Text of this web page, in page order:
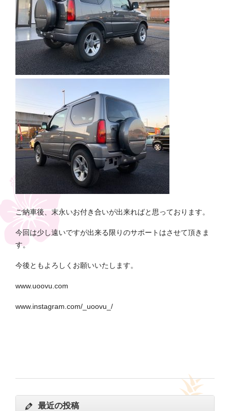
ご納車後、末永いお付き合いが出来ればと思っております。
今回は少し遠いですが出来る限りのサポートはさせて頂きま
す。
今後ともよろしくお願いいたします。
www.uoovu.com
www.instagram.com/_uoovu_/
最近の投稿